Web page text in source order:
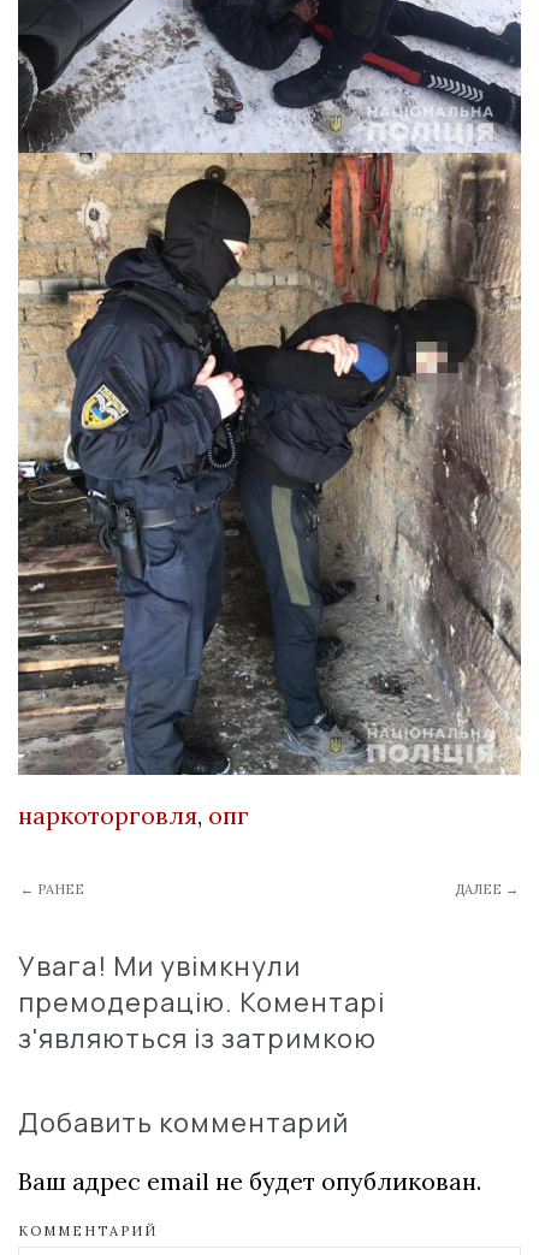
наркоторговля, опг
← РАНЕЕ ДАЛЕЕ →
Увага! Ми увімкнули
премодерацію. Коментарі
з'являються із затримкою
Добавить комментарий
Ваш адрес email не будет опубликован.
КОММЕНТАРИЙ